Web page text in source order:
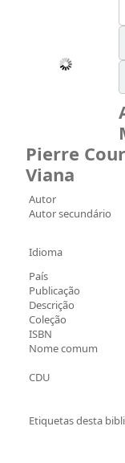
Pierre
Viana
Autor
Autor secundário
Idioma
País
Publicação
Descrição
Coleção
ISBN
Nome comum
CDU
Etiquetas desta